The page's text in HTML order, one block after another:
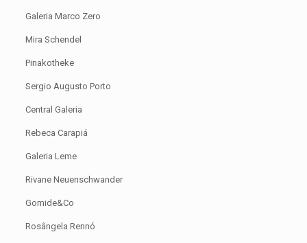
Galeria Marco Zero
Mira Schendel
Pinakotheke
Sergio Augusto Porto
Central Galeria
Rebeca Carapiá
Galeria Leme
Rivane Neuenschwander
Gomide&Co
Rosângela Rennó